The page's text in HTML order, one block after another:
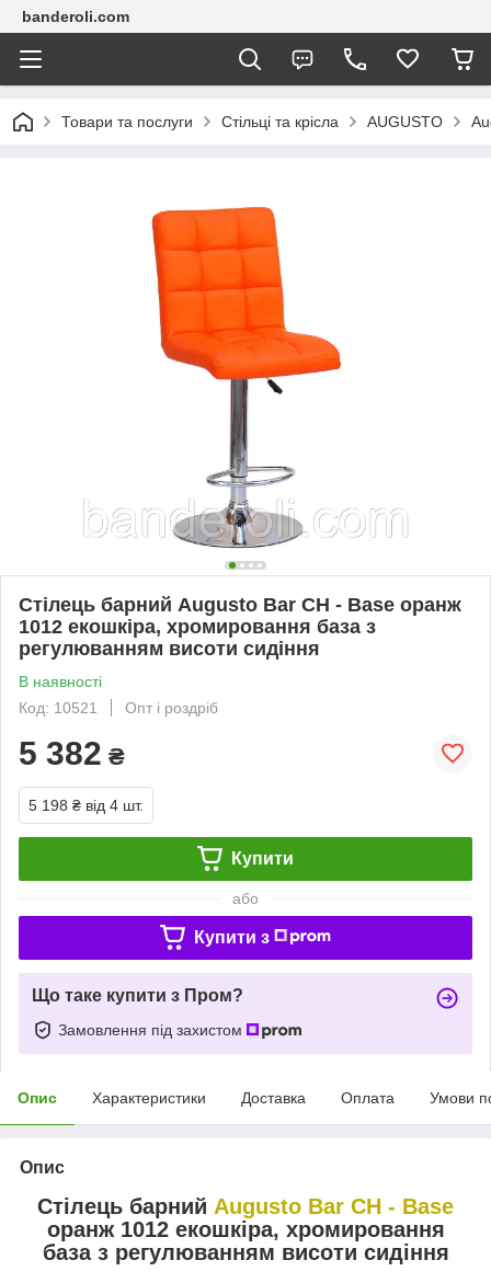
banderoli.com
Товари та послуги Стільці та крісла AUGUSTO
Стілець барний Augusto Bar CH - Base оранж
1012 екошкіра, хромировання база з
регулюванням висоти сидіння
В наявності
Код: 10521
Опт і роздріб
5 382 ₴
5 198 ₴ від 4 шт.
Купити
або
Купити з
Що таке купити з Пром?
Замовлення під захистом
Опис Характеристики Доставка Оплата Умови
Опис
Стілець барний Augusto Bar CH - Base
оранж 1012 екошкіра, хромировання
база з регулюванням висоти сидіння